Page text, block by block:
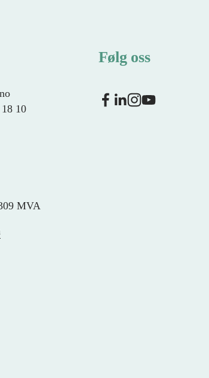
10
MVA
Følg oss